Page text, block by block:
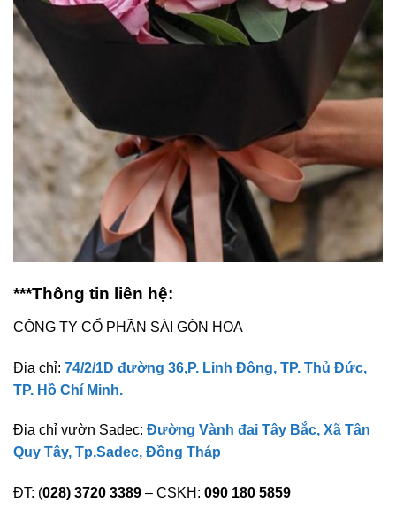
***Thông tin liên hệ:
CÔNG TY CỔ PHẦN SÀI GÒN HOA
Địa chỉ: 74/2/1D đường 36,P. Linh Đông, TP. Thủ Đức,
TP. Hồ Chí Minh.
Địa chỉ vườn Sadec: Đường Vành đai Tây Bắc, Xã Tân
Quy Tây, Tp.Sadec, Đồng Tháp
ĐT: (028) 3720 3389 – CSKH: 090 180 5859